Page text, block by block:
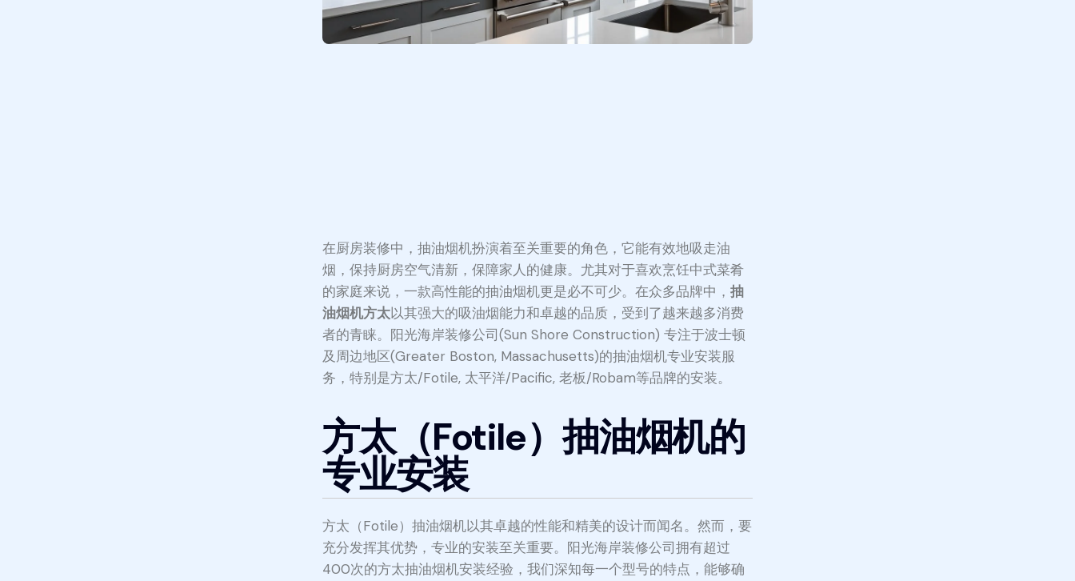
在厨房装修中，抽油烟机扮演着至关重要的角色，它能有效地吸走油
烟，保持厨房空气清新，保障家人的健康。尤其对于喜欢烹饪中式菜肴
的家庭来说，一款高性能的抽油烟机更是必不可少。在众多品牌中，抽
油烟机方太以其强大的吸油烟能力和卓越的品质，受到了越来越多消费
者的青睐。阳光海岸装修公司(Sun Shore Construction) 专注于波士顿
及周边地区(Greater Boston, Massachusetts)的抽油烟机专业安装服
务，特别是方太/Fotile, 太平洋/Pacific, 老板/Robam等品牌的安装。
方太（Fotile）抽油烟机的
专业安装
方太（Fotile）抽油烟机以其卓越的性能和精美的设计而闻名。然而，要
充分发挥其优势，专业的安装至关重要。阳光海岸装修公司拥有超过
400次的方太抽油烟机安装经验，我们深知每一个型号的特点，能够确